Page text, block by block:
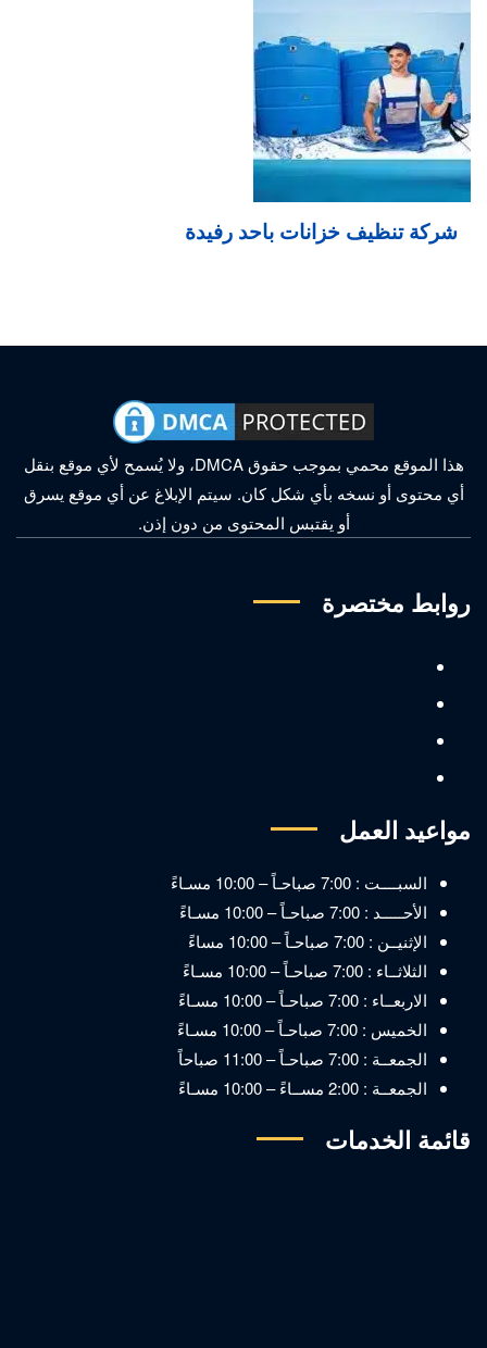
شركة تنظيف خزانات باحد رفيدة
هذا الموقع محمي بموجب حقوق DMCA، ولا يُسمح لأي موقع بنقل
أي محتوى أو نسخه بأي شكل كان. سيتم الإبلاغ عن أي موقع يسرق
أو يقتبس المحتوى من دون إذن.
روابط مختصرة
مواعيد العمل
السبــــت : 7:00 صباحـاً – 10:00 مسـاءً
الأحـــــد : 7:00 صباحـاً – 10:00 مسـاءً
الإثنيــن : 7:00 صباحـاً – 10:00 مساءً
الثلاثــاء : 7:00 صباحـاً – 10:00 مسـاءً
الاربعــاء : 7:00 صباحـاً – 10:00 مسـاءً
الخميس : 7:00 صباحـاً – 10:00 مسـاءً
الجمعــة : 7:00 صباحـاً – 11:00 صباحاً
الجمعــة : 2:00 مســاءً – 10:00 مسـاءً
قائمة الخدمات